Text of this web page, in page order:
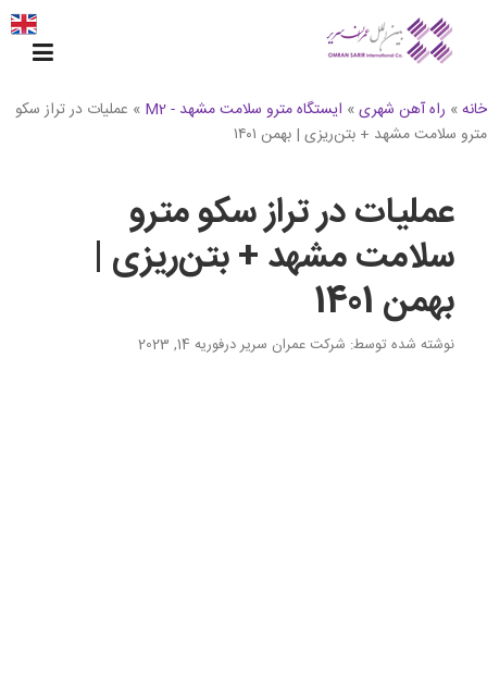
content
خانه» راه آهن شهری» ایستگاه مترو سلامت مشهد - M2 » عملیات در تراز سکو
مترو سلامت مشهد + بتن‌ریزی | بهمن ۱۴۰۱
عملیات در تراز سکو مترو
سلامت مشهد + بتن‌ریزی |
بهمن 1401
نوشته شده توسط: شرکت عمران سریردرفوریه 14, 2023